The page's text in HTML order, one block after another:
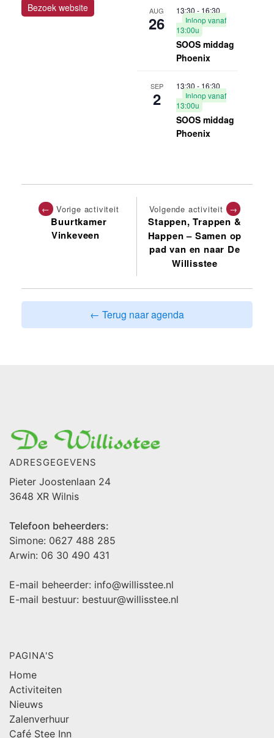
Bezoek website AUG
26
13:30 - 16:30
Inloop vanaf
13:00u
SOOS middag
Phoenix
SEP
2
13:30 - 16:30
Inloop vanaf
13:00u
SOOS middag
Phoenix
← Vorige activiteit
Buurtkamer
Vinkeveen
Volgende activiteit →
Stappen, Trappen &
Happen – Samen op
pad van en naar De
Willisstee
← Terug naar agenda
ADRESGEGEVENS
Pieter Joostenlaan 24
3648 XR Wilnis
Telefoon beheerders:
Simone: 0627 488 285
Arwin: 06 30 490 431
E-mail beheerder: info@willisstee.nl
E-mail bestuur: bestuur@willisstee.nl
PAGINA'S
Home
Activiteiten
Nieuws
Zalenverhuur
Café Stee Inn